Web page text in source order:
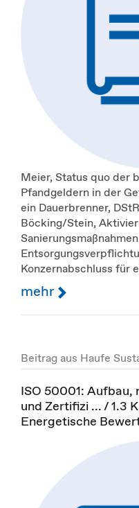
Meier, Status quo der
Pfandgeldern in der
ein Dauerbrenner,
Böcking/Stein,
Konzernabschluss für
mehr
Beitrag aus Haufe
ISO 50001:
und Zertifizi ... / 1.3
Energetische